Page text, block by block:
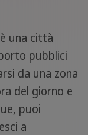
una città
pubblici
da una zona
del giorno e
puoi
a